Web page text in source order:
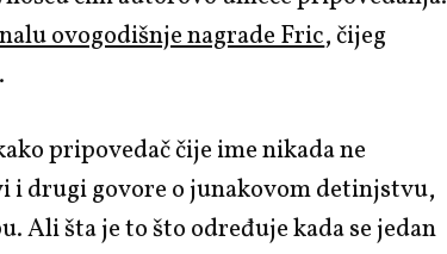
ovogodišnje nagrade Fric, čijeg
.
pripovedaččije ime nikada ne
i drugi govore o junakovom detinjstvu,
Ali šta je to što određuje kada se jedan